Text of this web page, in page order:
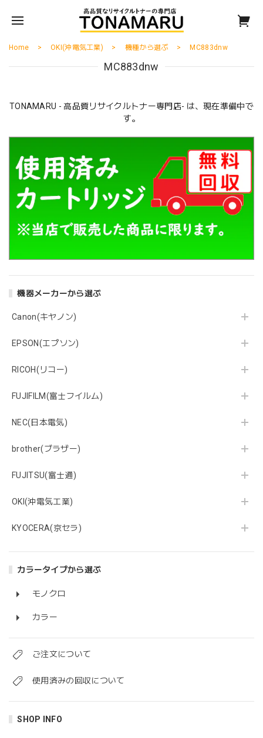
機器メーカーから選ぶ
Canon(キヤノン)
EPSON(エプソン)
RICOH(リコー)
FUJIFILM(富士フイルム)
NEC(日本電気)
brother(ブラザー)
FUJITSU(富士通)
OKI(沖電気工業)
KYOCERA(京セラ)
カラータイプから選ぶ
モノクロ
カラー
ご注文について
使用済みの回収について
SHOP INFO
Home OKI(沖電気工業) 機種から選ぶ MC883dnw
MC883dnw
TONAMARU - 高品質リサイクルトナー専門店- は、現在準備中で
す。